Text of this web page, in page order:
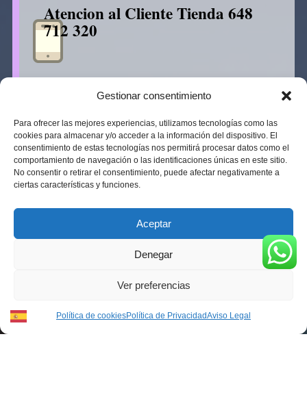
Gestionar consentimiento
Para ofrecer las mejores experiencias, utilizamos tecnologías como las
cookies para almacenar y/o acceder a la información del dispositivo. El
consentimiento de estas tecnologías nos permitirá procesar datos como el
comportamiento de navegación o las identificaciones únicas en este sitio.
No consentir o retirar el consentimiento, puede afectar negativamente a
ciertas características y funciones.
Aceptar
Denegar
Ver preferencias
Política de cookiesPolítica de PrivacidadAviso Legal
Atencion al Cliente Tienda 648
712 320
Atención al Cliente Florista 634
200 661